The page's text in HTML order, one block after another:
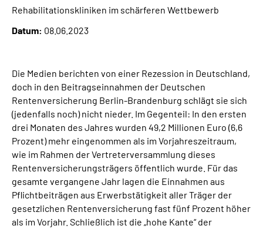
Leichte Sprache
Mein Kundenportal
Rehabilitationskliniken im schärferen Wettbewerb
Datum: 08.06.2023
Die Medien berichten von einer Rezession in Deutschland,
doch in den Beitragseinnahmen der Deutschen
Rentenversicherung Berlin-Brandenburg schlägt sie sich
(jedenfalls noch) nicht nieder. Im Gegenteil: In den ersten
drei Monaten des Jahres wurden 49,2 Millionen Euro (6,6
Prozent) mehr eingenommen als im Vorjahreszeitraum,
wie im Rahmen der Vertreterversammlung dieses
Rentenversicherungsträgers öffentlich wurde. Für das
gesamte vergangene Jahr lagen die Einnahmen aus
Pflichtbeiträgen aus Erwerbstätigkeit aller Träger der
gesetzlichen Rentenversicherung fast fünf Prozent höher
als im Vorjahr. Schließlich ist die „hohe Kante“ der